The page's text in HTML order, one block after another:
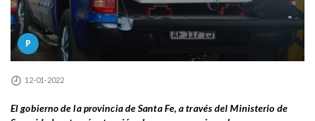
P
12-01-2022
El gobierno de la provincia de Santa Fe, a través del Ministerio de